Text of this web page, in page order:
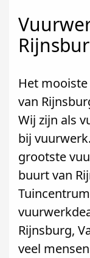
Het
van
Wij zijn als
bij
grootste
buurt van
Rijnsburg,
veel